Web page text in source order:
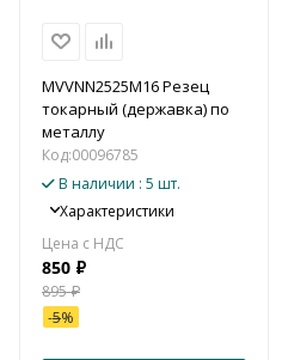
MVVNN2525M16 Резец
токарный (державка) по
металлу
Код:00096785
В наличии : 5 шт.
Характеристики
850 ₽
895₽
-5%